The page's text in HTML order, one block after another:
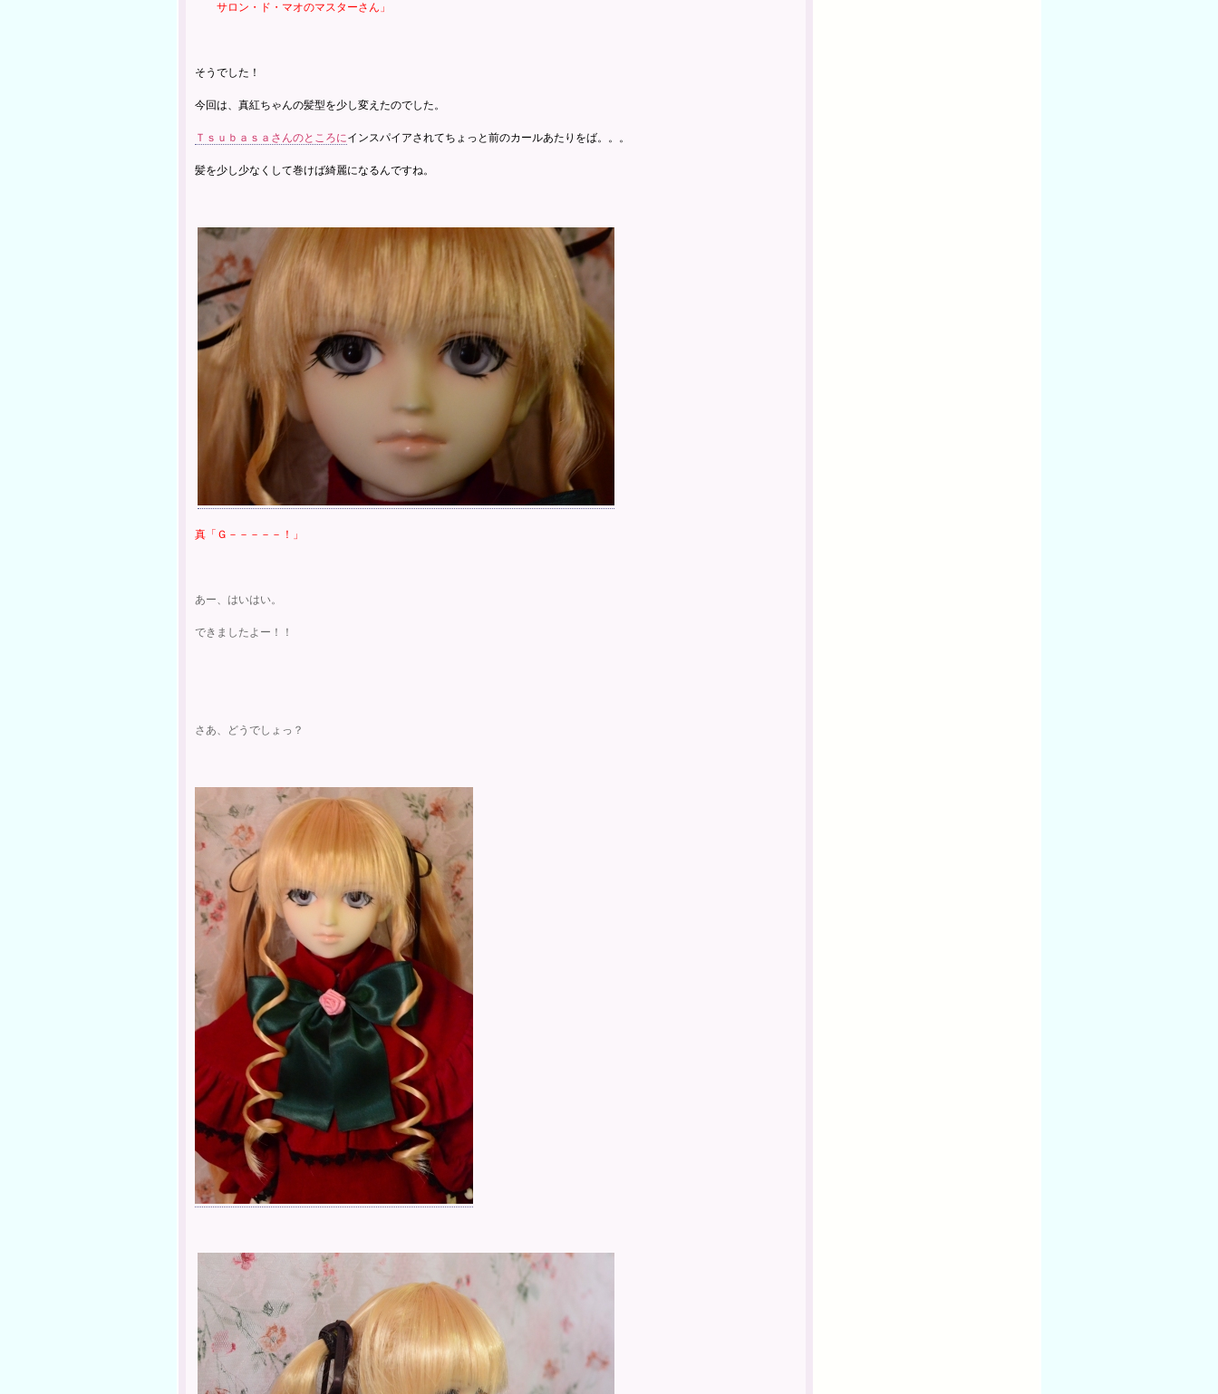
サロン・ド・マオのマスターさん」
そうでした！
今回は、真紅ちゃんの髪型を少し変えたのでした。
Ｔｓｕｂａｓａさんのところにインスパイアされてちょっと前のカールあたりをば。。。
髪を少し少なくして巻けば綺麗になるんですね。
真「Ｇ－－－－－！」
あー、はいはい。
できましたよー！！
さあ、どうでしょっ？